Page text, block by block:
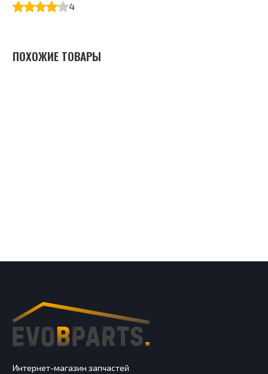
4
ПОХОЖИЕ ТОВАРЫ
Интернет-магазин запчастей